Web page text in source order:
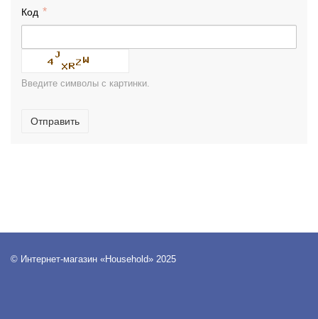
Код
Введите символы с картинки.
Отправить
© Интернет-магазин «Household» 2025